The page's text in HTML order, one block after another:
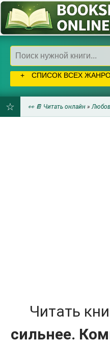
СПИСОК ВСЕХ
👀 📔 Читать онлайн »
Читать
сильнее.